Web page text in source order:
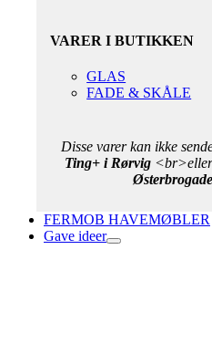
VARER I BUTIKKEN
GLAS
FADE & SKÅLE
Disse varer kan ikke
Ting+ i Rørvig<br>eller
FERMOB HAVEMØBLER
Gave ideer